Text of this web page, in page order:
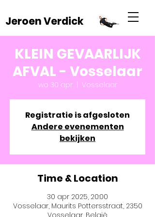
Jeroen Verdick
KLEIN GEVAARLIJK
AFVAL - Vosselaar
wo 30 apr
  |
Vosselaar
Registratie is afgesloten
Andere evenementen
bekijken
Time & Location
30 apr 2025, 20:00
Vosselaar, Maurits Pottersstraat, 2350
Vosselaar, België